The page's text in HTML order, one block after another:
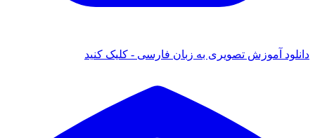
آموزش تصویری به زبان فارسی - کلیک کنید